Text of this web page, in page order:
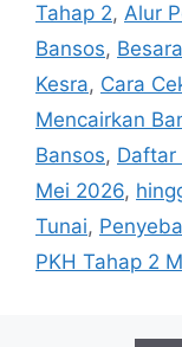
Tahap 2, Alur
Bansos,
Kesra, Cara
Mencairkan
Bansos, Daftar
Mei 2026,
Tunai,
PKH Tahap 2